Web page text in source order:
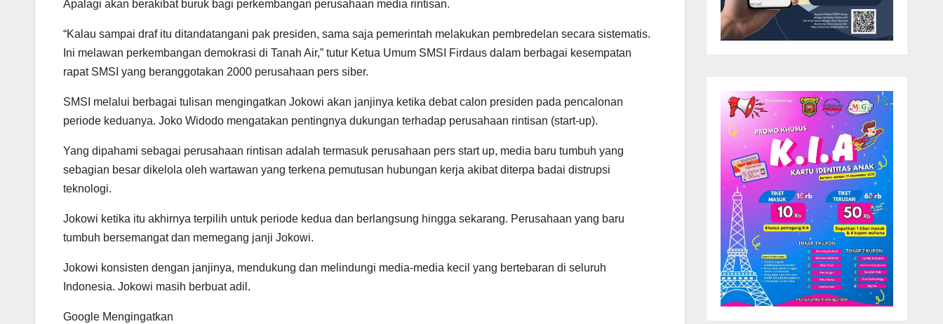
Apalagi akan berakibat buruk bagi perkembangan perusahaan media rintisan.
“Kalau sampai draf itu ditandatangani pak presiden, sama saja pemerintah melakukan pembredelan secara sistematis.
Ini melawan perkembangan demokrasi di Tanah Air,” tutur Ketua Umum SMSI Firdaus dalam berbagai kesempatan
rapat SMSI yang beranggotakan 2000 perusahaan pers siber.
SMSI melalui berbagai tulisan mengingatkan Jokowi akan janjinya ketika debat calon presiden pada pencalonan
periode keduanya. Joko Widodo mengatakan pentingnya dukungan terhadap perusahaan rintisan (start-up).
Yang dipahami sebagai perusahaan rintisan adalah termasuk perusahaan pers start up, media baru tumbuh yang
sebagian besar dikelola oleh wartawan yang terkena pemutusan hubungan kerja akibat diterpa badai distrupsi
teknologi.
Jokowi ketika itu akhirnya terpilih untuk periode kedua dan berlangsung hingga sekarang. Perusahaan yang baru
tumbuh bersemangat dan memegang janji Jokowi.
Jokowi konsisten dengan janjinya, mendukung dan melindungi media-media kecil yang bertebaran di seluruh
Indonesia. Jokowi masih berbuat adil.
Google Mengingatkan